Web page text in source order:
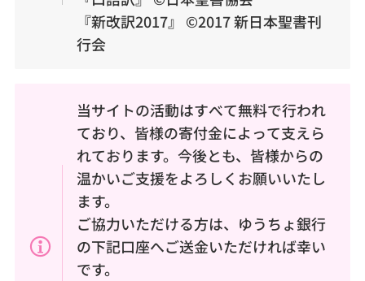
『新改訳2017』 ©2017 新日本聖書刊
行会
当サイトの活動はすべて無料で行われ
ており、皆様の寄付金によって支えら
れております。今後とも、皆様からの
温かいご支援をよろしくお願いいたし
ます。
ご協力いただける方は、ゆうちょ銀行
の下記口座へご送金いただければ幸い
です。